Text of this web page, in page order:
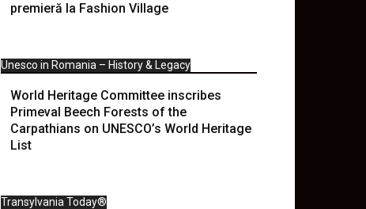
premieră la Fashion Village
Unesco in Romania – History & Legacy
World Heritage Committee inscribes
Primeval Beech Forests of the
Carpathians on UNESCO’s World Heritage
List
Transylvania Today®